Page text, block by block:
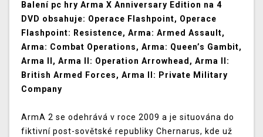
Balení pc hry Arma X Anniversary Edition na 4
DVD obsahuje: Operace Flashpoint, Operace
Flashpoint: Resistence, Arma: Armed Assault,
Arma: Combat Operations, Arma: Queen’s Gambit,
Arma II, Arma II: Operation Arrowhead, Arma II:
British Armed Forces, Arma II: Private Military
Company
ArmA 2 se odehrává v roce 2009 a je situována do
fiktivní post-sovětské republiky Chernarus, kde už